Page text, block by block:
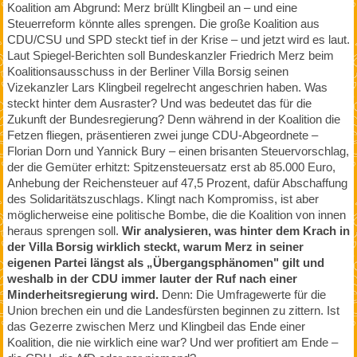
Koalition am Abgrund: Merz brüllt Klingbeil an – und eine
Steuerreform könnte alles sprengen. Die große Koalition aus
CDU/CSU und SPD steckt tief in der Krise – und jetzt wird es laut.
Laut Spiegel-Berichten soll Bundeskanzler Friedrich Merz beim
Koalitionsausschuss in der Berliner Villa Borsig seinen
Vizekanzler Lars Klingbeil regelrecht angeschrien haben. Was
steckt hinter dem Ausraster? Und was bedeutet das für die
Zukunft der Bundesregierung? Denn während in der Koalition die
Fetzen fliegen, präsentieren zwei junge CDU-Abgeordnete –
Florian Dorn und Yannick Bury – einen brisanten Steuervorschlag,
der die Gemüter erhitzt: Spitzensteuersatz erst ab 85.000 Euro,
Anhebung der Reichensteuer auf 47,5 Prozent, dafür Abschaffung
des Solidaritätszuschlags. Klingt nach Kompromiss, ist aber
möglicherweise eine politische Bombe, die die Koalition von innen
heraus sprengen soll. Wir analysieren, was hinter dem Krach in
der Villa Borsig wirklich steckt, warum Merz in seiner
eigenen Partei längst als „Übergangsphänomen" gilt und
weshalb in der CDU immer lauter der Ruf nach einer
Minderheitsregierung wird.Denn: Die Umfragewerte für die
Union brechen ein und die Landesfürsten beginnen zu zittern. Ist
das Gezerre zwischen Merz und Klingbeil das Ende einer
Koalition, die nie wirklich eine war? Und wer profitiert am Ende –